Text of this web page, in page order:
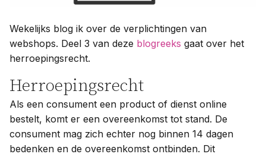
Wekelijks blog ik over de verplichtingen van
webshops. Deel 3 van deze blogreeks gaat over het
herroepingsrecht.
Herroepingsrecht
Als een consument een product of dienst online
bestelt, komt er een overeenkomst tot stand. De
consument mag zich echter nog binnen 14 dagen
bedenken en de overeenkomst ontbinden. Dit